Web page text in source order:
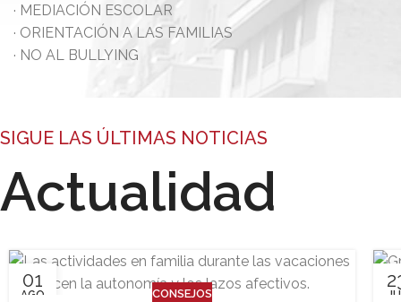
· MEDIACIÓN ESCOLAR
· ORIENTACIÓN A LAS FAMILIAS
· NO AL BULLYING
SIGUE LAS ÚLTIMAS NOTICIAS
Actualidad
01
AGO CONSEJOS